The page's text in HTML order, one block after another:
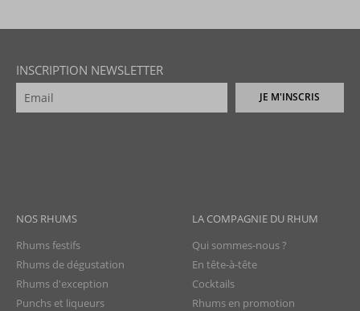
INSCRIPTION NEWSLETTER
JE M'INSCRIS
NOS RHUMS
Rhums festifs
Rhums de dégustation
Rhums d'exception
Punchs et liqueurs
LA COMPAGNIE DU RHUM
Qui sommes-nous ?
En tête-à-tête
Cocktails
Rhums en promotion